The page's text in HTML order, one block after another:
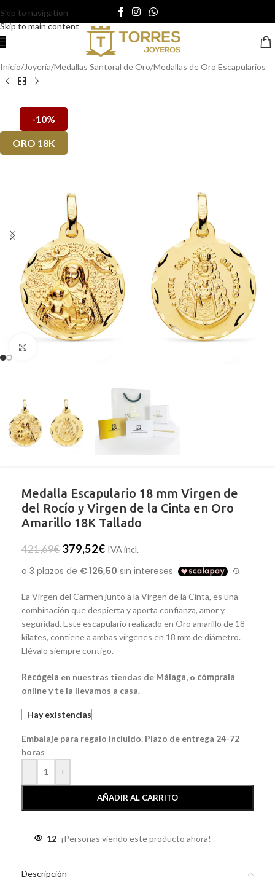
Skip to navigation
Skip to main content
Inicio/Joyería/Medallas Santoral de Oro/Medallas de Oro Escapularios
-10%
ORO 18K
Medalla Escapulario 18 mm Virgen de
del Rocío y Virgen de la Cinta en Oro
Amarillo 18K Tallado
421,69€ 379,52€ IVA incl.
La Virgen del Carmen junto a la Virgen de la Cinta, es una
combinación que despierta y aporta confianza, amor y
seguridad. Este escapulario realizado en Oro amarillo de 18
kilates, contiene a ambas vírgenes en 18 mm de diámetro.
Llévalo siempre contigo.
Recógela en nuestras tiendas de Málaga, o cómprala
online y te la llevamos a casa.
Hay existencias
Embalaje para regalo incluido. Plazo de entrega 24-72
horas
-
+
AÑADIR AL CARRITO
12 ¡Personas viendo este producto ahora!
Descripción